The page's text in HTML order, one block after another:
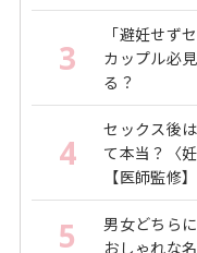
3
「避妊せず
カップル必
る？
4
セックス後
て本当？〈
【医師監修】
5
男女どちら
おしゃれな